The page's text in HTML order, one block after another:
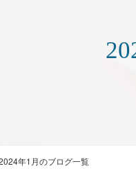
年1月のブログ一覧